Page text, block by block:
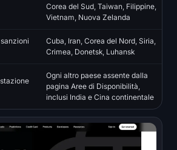
Corea del Sud, Taiwan, Filippine,
Vietnam, Nuova Zelanda
Cuba, Iran, Corea del Nord, Siria,
Crimea, Donetsk, Luhansk
Ogni altro paese assente dalla
pagina Aree di Disponibilità,
inclusi India e Cina continentale